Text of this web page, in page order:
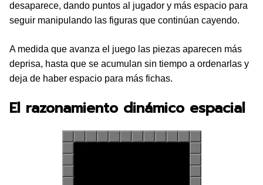
desaparece, dando puntos al jugador y más espacio para
seguir manipulando las figuras que continúan cayendo.
A medida que avanza el juego las piezas aparecen más
deprisa, hasta que se acumulan sin tiempo a ordenarlas y
deja de haber espacio para más fichas.
El razonamiento dinámico espacial